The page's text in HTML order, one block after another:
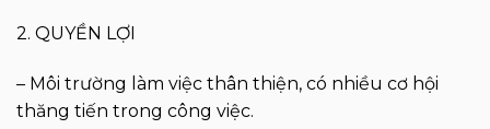
2. QUYỀN LỢI
– Môi trường làm việc thân thiện, có nhiều cơ hội
thăng tiến trong công việc.